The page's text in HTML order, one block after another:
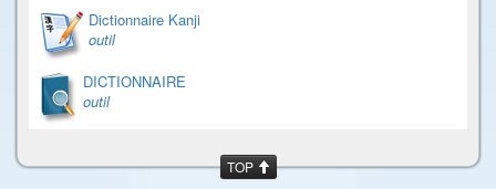
Dictionnaire Kanji
outil
DICTIONNAIRE
outil
TOP